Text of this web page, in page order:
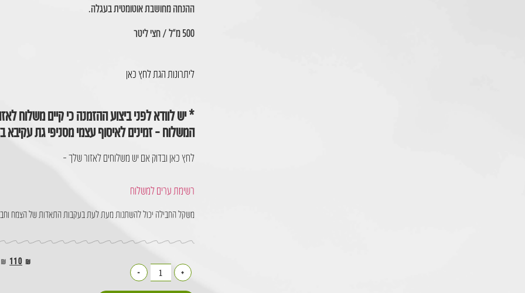
ההנחה מחושבת אוטומטית בעגלה.
500 מ״ל / חצי ליטר
ליתרונות הגת לחץ כאן
* יש לוודא לפני ביצוע ההזמנה כי קיים משלוח
המשלוח – זמינים לאיסוף עצמי מסניפי גת עקיבא
לחץ כאן ובדוק אם יש משלוחים לאזור שלך –
רשימת ערים למשלוח
משקל החבילה יכול להשתנות מעת לעת בעקבות התאדות של הצמח
₪ 110 ₪
-
+